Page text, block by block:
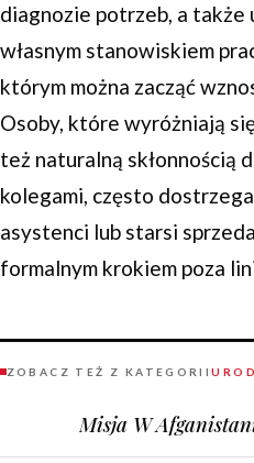
diagnozie potrzeb, a także
własnym stanowiskiem
którym można zacząć
Osoby, które wyróżniają
też naturalną skłonnością
kolegami, często
asystenci lub starsi
formalnym krokiem poza
ZOBACZ TEŻ Z KATEGORII
Misja W